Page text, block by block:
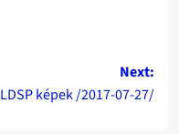
Next:
LDSP képek /2017-07-27/